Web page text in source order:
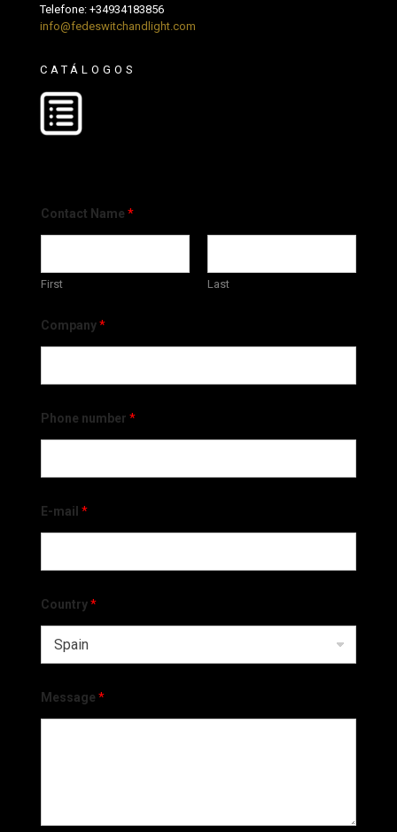
Telefone: +34934183856
info@fedeswitchandlight.com
CATÁLOGOS
Contact Name *
First Last
Company*
Phone number *
E-mail *
Country*
Message *